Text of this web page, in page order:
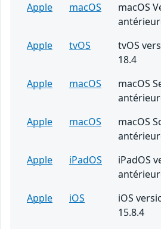
Apple
macOS
macOS
Apple
tvOS
tvOS
18.4
Apple
macOS
macOS
Apple
macOS
macOS
Apple
iPadOS
iPadOS
Apple
iOS
iOS
15.8.4